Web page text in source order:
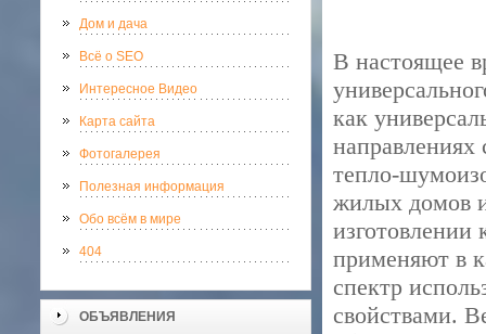
Дом и дача
Всё о SEO
Интересное Видео
Карта сайта
Фотогалерея
Полезная информация
Обо всём в мире
404
ОБЪЯВЛЕНИЯ
В настоящее
как
направлениях
тепло-
жилых домов и
изготовлении
применяют в
спектр
свойствами.